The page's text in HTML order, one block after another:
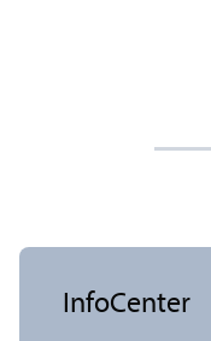
InfoCenter